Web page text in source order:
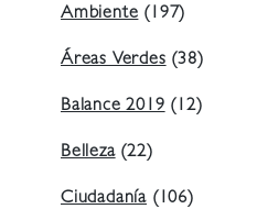
Ambiente (197)
Áreas Verdes (38)
Balance 2019 (12)
Belleza(22)
Ciudadanía (106)